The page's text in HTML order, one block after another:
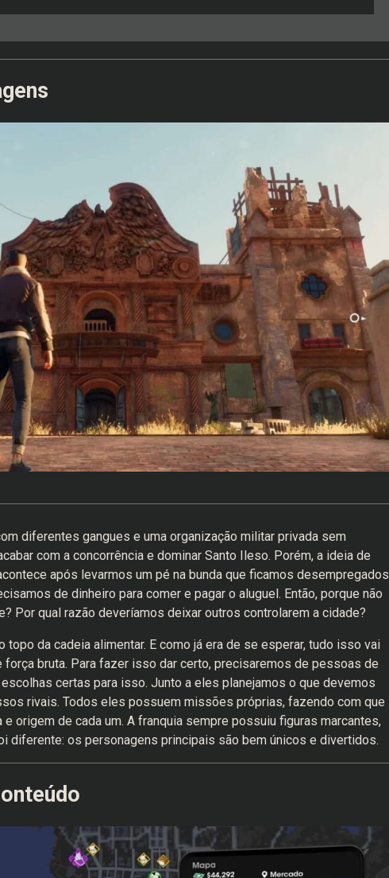
diferentes gangues e uma organização militar privada sem
com a concorrência e dominar Santo Ileso. Porém, a ideia de
após levarmos um pé na bunda que ficamos
de dinheiro para comer e pagar o aluguel. Então, porque não
Por qual razão deveríamos deixar outros controlarem a cidade?
da cadeia alimentar. E como já era de se esperar, tudo isso vai
bruta. Para fazer isso dar certo, precisaremos de pessoas de
certas para isso. Junto a eles planejamos o que devemos
rivais. Todos eles possuem missões próprias, fazendo com que
origem de cada um. A franquia sempre possuiu figuras marcantes,
diferente: os personagens principais são bem únicos e divertidos.